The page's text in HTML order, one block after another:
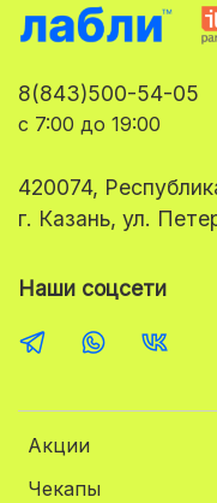
Акции
Чекапы
8(843)500-54-05
с 7:00 до 19:00
420074,
г. Казань, ул.
Наши соцсети